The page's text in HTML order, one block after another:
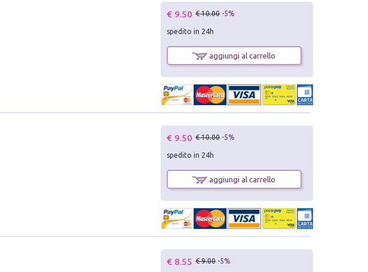
€ 9.50 € 10.00 -5%
spedito in 24h
aggiungi al carrello
€ 9.50 € 10.00 -5%
spedito in 24h
aggiungi al carrello
€ 8.55 € 9.00 -5%